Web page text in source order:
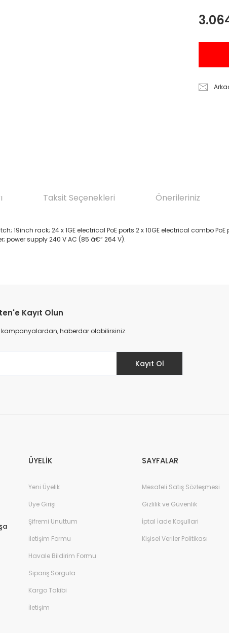
Taksit Seçenekleri Önerileriniz
19inch rack; 24 x 1GE electrical PoE ports 2 x 10GE electrical combo
supply 240 V AC (85 â€“ 264 V).
Kayıt Olun
kampanyalardan, haberdar olabilirsiniz.
Kayıt Ol
ÜYELİK
Yeni Üyelik
Üye Girişi
Şifremi Unuttum
İletişim Formu
Havale Bildirim Formu
Sipariş Sorgula
Kargo Takibi
İletişim
SAYFALAR
Mesafeli Satış Sözleşmesi
Gizlilik ve Güvenlik
İptal İade Koşullari
Kişisel Veriler Politikası